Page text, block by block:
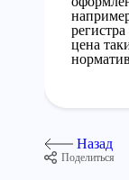
цена
Назад
Поделиться